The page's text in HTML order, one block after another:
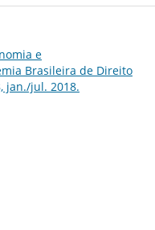
e
Brasileira de Direito
jan./jul. 2018.